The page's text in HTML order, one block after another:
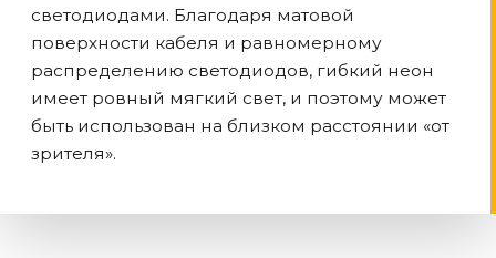
светодиодами. Благодаря матовой
поверхности кабеля и равномерному
распределению светодиодов, гибкий неон
имеет ровный мягкий свет, и поэтому может
быть использован на близком расстоянии «от
зрителя».